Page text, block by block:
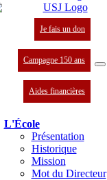
Je fais un don
Campagne 150 ans
Aides financières
L'École
Présentation
Historique
Mission
Mot du Directeur